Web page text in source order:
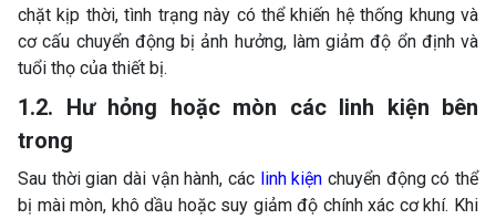
chặt kịp thời, tình trạng này có thể khiến hệ thống khung và
cơ cấu chuyển động bị ảnh hưởng, làm giảm độ ổn định và
tuổi thọ của thiết bị.
1.2. Hư hỏng hoặc mòn các linh kiện bên
trong
Sau thời gian dài vận hành, các linh kiện chuyển động có thể
bị mài mòn, khô dầu hoặc suy giảm độ chính xác cơ khí. Khi